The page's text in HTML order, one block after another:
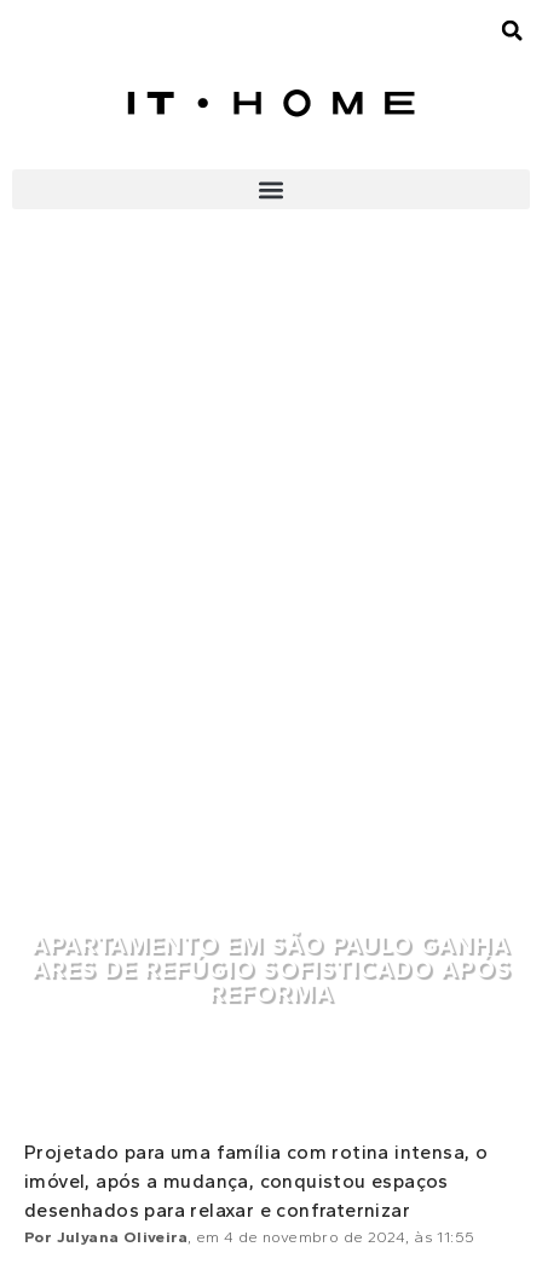
APARTAMENTO EM SÃO PAULO GANHA
ARES DE REFÚGIO SOFISTICADO APÓS
REFORMA
Projetado para uma família com rotina intensa, o
imóvel, após a mudança, conquistou espaços
desenhados para relaxar e confraternizar
Por Julyana Oliveira, em 4 de novembro de 2024, às 11:55